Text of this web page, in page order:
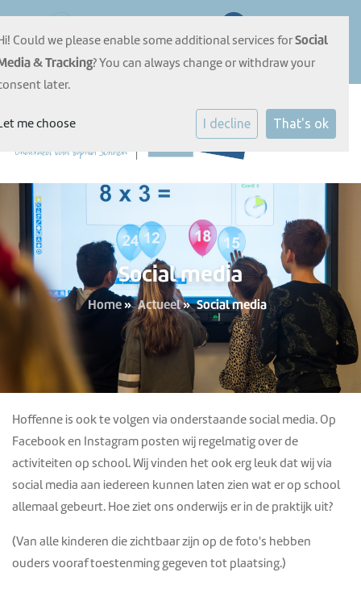
E-mailadres
Social media
Home» Actueel» Social media
Hoffenne is ook te volgen via onderstaande social media. Op
Facebook en Instagram posten wij regelmatig over de
activiteiten op school. Wij vinden het ook erg leuk dat wij via
social media aan iedereen kunnen laten zien wat er op school
allemaal gebeurt. Hoe ziet ons onderwijs er in de praktijk uit?
(Van alle kinderen die zichtbaar zijn op de foto's hebben
ouders vooraf toestenming gegeven tot plaatsing.)
Could we please enable some additional services forSocial
& Tracking? You can always change or withdraw your
later.
me choose I decline That's ok